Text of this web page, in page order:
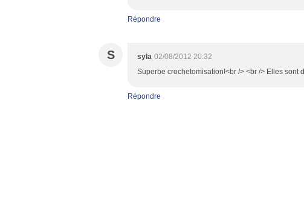
Répondre
S syla 02/08/2012 20:32
Superbe crochetomisation!<br /> <br /> Elles sont
Répondre